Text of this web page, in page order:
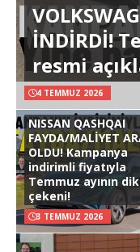
İNDİRDİ!
resmi
4 TEMMUZ 2026
NISSAN QASHQAI
FAYDA/MALİYET
OLDU! Kampanya
indirimli fiyatıyla
Temmuz ayının
çekeni!
3 TEMMUZ 2026